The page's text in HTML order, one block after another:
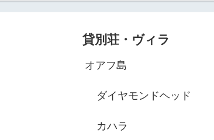
貸別荘・ヴィラ
オアフ島
ダイヤモンドヘッド
カハラ